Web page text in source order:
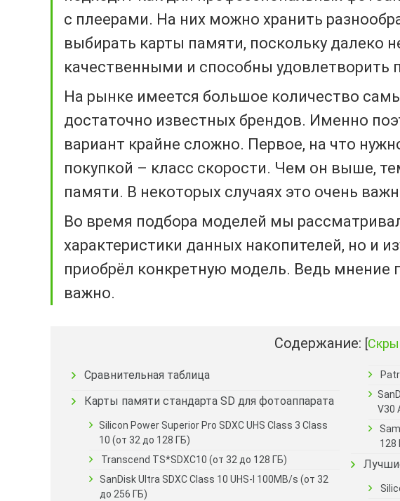
с плеерами. На них можно хранить
выбирать карты памяти, поскольку далеко
качественными и способны удовлетворить
На рынке имеется большое количество
достаточно известных брендов. Именно
вариант крайне сложно. Первое, на что
покупкой – класс скорости. Чем он выше,
памяти. В некоторых случаях это очень
Во время подбора моделей мы
характеристики данных накопителей, но и
приобрёл конкретную модель. Ведь мнение
важно.
Содержание: [
Сравнительная таблица
Карты памяти стандарта SD для фотоаппарата
Silicon Power Superior Pro SDXC UHS Class 3 Class
10 (от 32 до 128 ГБ)
Transcend TS*SDXC10 (от 32 до 128 ГБ)
SanDisk Ultra SDXC Class 10 UHS-I 100MB/s (от 32
до 256 ГБ)
V30
128